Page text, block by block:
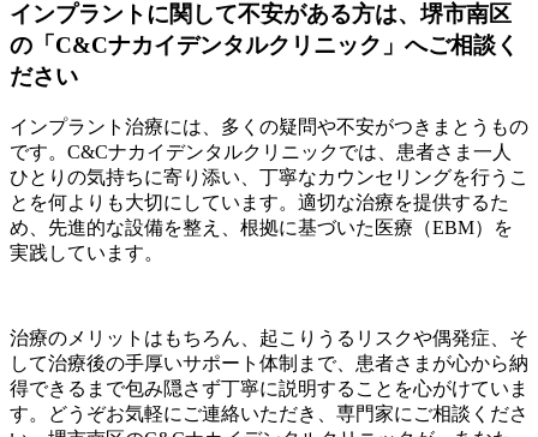
インプラントに関して不安がある方は、堺市南区
の「C&Cナカイデンタルクリニック」へご相談く
ださい
インプラント治療には、多くの疑問や不安がつきまとうもの
です。C&Cナカイデンタルクリニックでは、患者さま一人
ひとりの気持ちに寄り添い、丁寧なカウンセリングを行うこ
とを何よりも大切にしています。適切な治療を提供するた
め、先進的な設備を整え、根拠に基づいた医療（EBM）を
実践しています。
治療のメリットはもちろん、起こりうるリスクや偶発症、そ
して治療後の手厚いサポート体制まで、患者さまが心から納
得できるまで包み隠さず丁寧に説明することを心がけていま
す。どうぞお気軽にご連絡いただき、専門家にご相談くださ